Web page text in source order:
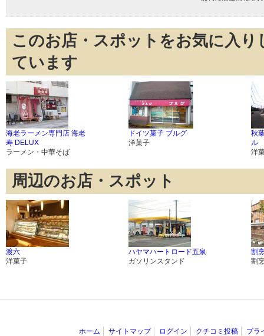
このお店・スポットをお気に入
ています
海老ラーメン専門店 海老
寿 DELUX
ラーメン・中華そば
ドイツ菓子 ブルグ
洋菓子
秋
ル
洋
周辺のお店・スポット
渡六
洋菓子
ハヤマハートロード五泉
ガソリンスタンド
割
割
ホーム サイトマップ ログイン クチコミ投稿 プラ